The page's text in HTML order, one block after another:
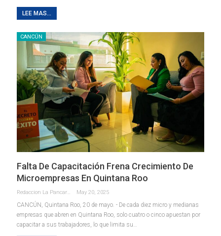
LEE MAS...
CANCÚN
Falta De Capacitación Frena Crecimiento De
Microempresas En Quintana Roo
Redaccion La Pancarta De Quintana Roo May 20, 2025
CANCÚN, Quintana Roo, 20 de mayo. - De cada diez micro y medianas
empresas que abren en Quintana Roo, solo cuatro o cinco apuestan por
capacitar a sus trabajadores, lo que limita su…